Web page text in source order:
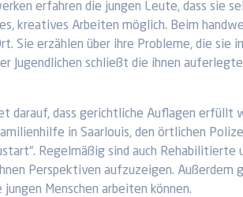
erfahren die jungen Leute, dass sie
kreatives Arbeiten möglich. Beim
Sie erzählen über ihre Probleme, die sie
Jugendlichen schließt die ihnen
darauf, dass gerichtliche Auflagen erfüllt
in Saarlouis, den örtlichen
Regelmäßig sind auch
Perspektiven aufzuzeigen.
Menschen arbeiten können.